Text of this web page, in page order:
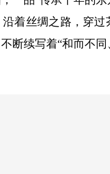
丝绸之路，穿过
断续写着“和而不同